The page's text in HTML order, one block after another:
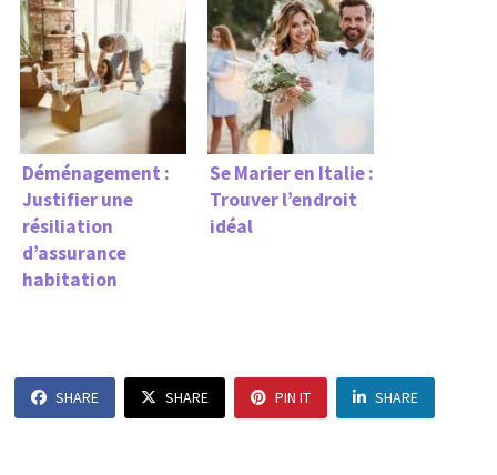
Déménagement :
Justifier une
résiliation
d’assurance
habitation
Se Marier en Italie :
Trouver l’endroit
idéal
SHARE SHARE PIN IT SHARE